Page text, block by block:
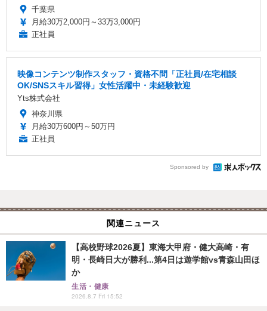
千葉県
月給30万2,000円～33万3,000円
正社員
映像コンテンツ制作スタッフ・資格不問「正社員/在宅相談
OK/SNSスキル習得」女性活躍中・未経験歓迎
Yts株式会社
神奈川県
月給30万600円～50万円
正社員
Sponsored by
関連ニュース
【高校野球2026夏】東海大甲府・健大高崎・有
明・長崎日大が勝利...第4日は遊学館vs青森山田ほ
か
生活・健康
2026.8.7 Fri 15:52